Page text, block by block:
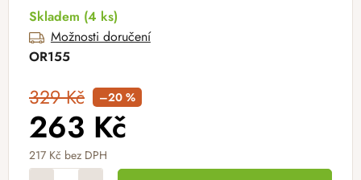
Skladem (4 ks)
Možnosti doručení
OR155
329 Kč –20 %
263 Kč
217 Kč bez DPH